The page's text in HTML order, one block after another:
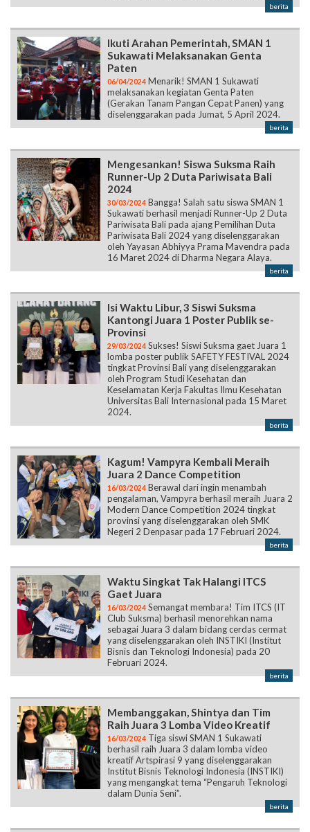
berita
Ikuti Arahan Pemerintah, SMAN 1
Sukawati Melaksanakan Genta
Paten
06/04/2024 Menarik! SMAN 1 Sukawati
melaksanakan kegiatan Genta Paten
(Gerakan Tanam Pangan Cepat Panen) yang
diselenggarakan pada Jumat, 5 April 2024.
berita
Mengesankan! Siswa Suksma Raih
Runner-Up 2 Duta Pariwisata Bali
2024
30/03/2024 Bangga! Salah satu siswa SMAN 1
Sukawati berhasil menjadi Runner-Up 2 Duta
Pariwisata Bali pada ajang Pemilihan Duta
Pariwisata Bali 2024 yang diselenggarakan
oleh Yayasan Abhiyya Prama Mavendra pada
16 Maret 2024 di Dharma Negara Alaya.
berita
Isi Waktu Libur, 3 Siswi Suksma
Kantongi Juara 1 Poster Publik se-
Provinsi
29/03/2024 Sukses! Siswi Suksma gaet Juara 1
lomba poster publik SAFETY FESTIVAL 2024
tingkat Provinsi Bali yang diselenggarakan
oleh Program Studi Kesehatan dan
Keselamatan Kerja Fakultas Ilmu Kesehatan
Universitas Bali Internasional pada 15 Maret
2024.
berita
Kagum! Vampyra Kembali Meraih
Juara 2 Dance Competition
16/03/2024 Berawal dari ingin menambah
pengalaman, Vampyra berhasil meraih Juara 2
Modern Dance Competition 2024 tingkat
provinsi yang diselenggarakan oleh SMK
Negeri 2 Denpasar pada 17 Februari 2024.
berita
Waktu Singkat Tak Halangi ITCS
Gaet Juara
16/03/2024 Semangat membara! Tim ITCS (IT
Club Suksma) berhasil menorehkan nama
sebagai Juara 3 dalam bidang cerdas cermat
yang diselenggarakan oleh INSTIKI (Institut
Bisnis dan Teknologi Indonesia) pada 20
Februari 2024.
berita
Membanggakan, Shintya dan Tim
Raih Juara 3 Lomba Video Kreatif
16/03/2024 Tiga siswi SMAN 1 Sukawati
berhasil raih Juara 3 dalam lomba video
kreatif Artspirasi 9 yang diselenggarakan
Institut Bisnis Teknologi Indonesia (INSTIKI)
yang mengangkat tema “Pengaruh Teknologi
dalam Dunia Seni”.
berita